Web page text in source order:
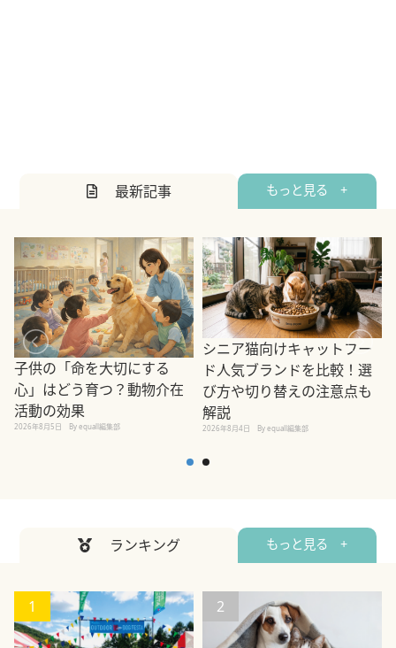
最新記事 もっと見る +
子供の「命を大切にする
心」はどう育つ？動物介在
活動の効果
2026年8月5日 By equall編集部
シニア猫向けキャットフー
ド人気ブランドを比較！選
び方や切り替えの注意点も
解説
2026年8月4日 By equall編集部
ランキング もっと見る +
1 2